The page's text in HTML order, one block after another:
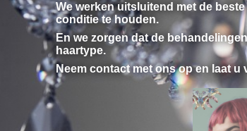
We werken uitsluitend met de
conditie te houden.
En we zorgen dat de
haartype.
Neem contact met ons op en laat u